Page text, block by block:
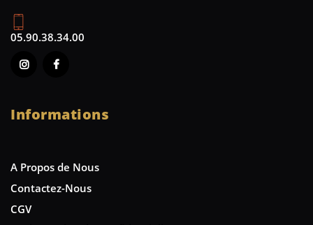
05.90.38.34.00
Informations
A Propos de Nous
Contactez-Nous
CGV